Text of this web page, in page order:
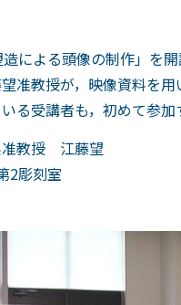
による頭像の制作」を開
准教授が，映像資料を
る受講者も，初めて参
准教授 江藤望
2彫刻室